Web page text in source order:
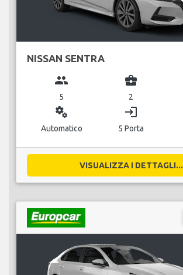
NISSAN SENTRA
group
5
business_center
2
miscellaneous_services
Automatico
login
5 Porta
VISUALIZZA I DETTAGLI...